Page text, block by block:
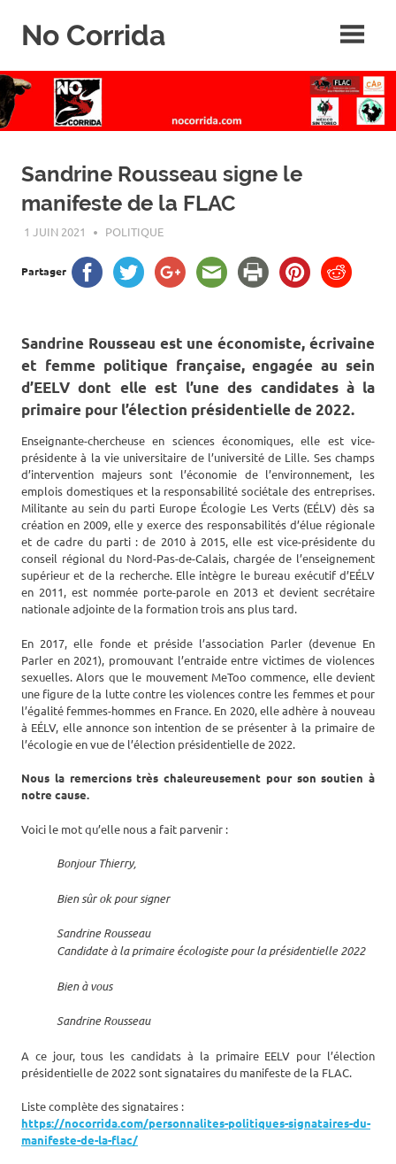
No Corrida
de
la
corrida
Sandrine Rousseau signe le
manifeste de la FLAC
1 JUIN 2021 ROGER LAHANA
POLITIQUE
Partager
Sandrine Rousseau est une économiste, écrivaine
et femme politique française, engagée au sein
d’EELV dont elle est l’une des candidates à la
primaire pour l’élection présidentielle de 2022.
Enseignante-chercheuse en sciences économiques, elle est vice-
présidente à la vie universitaire de l’université de Lille. Ses champs
d’intervention majeurs sont l’économie de l’environnement, les
emplois domestiques et la responsabilité sociétale des entreprises.
Militante au sein du parti Europe Écologie Les Verts (EÉLV) dès sa
création en 2009, elle y exerce des responsabilités d’élue régionale
et de cadre du parti : de 2010 à 2015, elle est vice-présidente du
conseil régional du Nord-Pas-de-Calais, chargée de l’enseignement
supérieur et de la recherche. Elle intègre le bureau exécutif d’EÉLV
en 2011, est nommée porte-parole en 2013 et devient secrétaire
nationale adjointe de la formation trois ans plus tard.
En 2017, elle fonde et préside l’association Parler (devenue En
Parler en 2021), promouvant l’entraide entre victimes de violences
sexuelles. Alors que le mouvement MeToo commence, elle devient
une figure de la lutte contre les violences contre les femmes et pour
l’égalité femmes-hommes en France. En 2020, elle adhère à nouveau
à EÉLV, elle annonce son intention de se présenter à la primaire de
l’écologie en vue de l’élection présidentielle de 2022.
Nous la remercions très chaleureusement pour son soutien à
notre cause.
Voici le mot qu’elle nous a fait parvenir :
Bonjour Thierry,
Bien sûr ok pour signer
Sandrine Rousseau
Candidate à la primaire écologiste pour la présidentielle 2022
Bien à vous
Sandrine Rousseau
A ce jour, tous les candidats à la primaire EELV pour l’élection
présidentielle de 2022 sont signataires du manifeste de la FLAC.
Liste complète des signataires :
https://nocorrida.com/personnalites-politiques-signataires-du-
manifeste-de-la-flac/